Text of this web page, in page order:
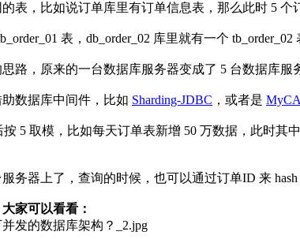
表，比如说订单库里有订单信息表，那么此时 5 个
表，db_order_02 库里就有一个 tb_order_02
路，原来的一台数据库服务器变成了 5 台数据库服
数据库中间件，比如 Sharding-JDBC ，或者是
5 取模，比如每天订单表新增 50 万数据，此时其
务器上了，查询的时候，也可以通过订单ID 来
家可以看看：